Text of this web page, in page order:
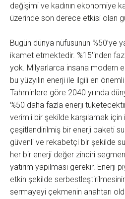
değişimi ve kadının ekonomiye
üzerinde son derece etkisi olan
Bugün dünya nüfusunun %50’ye
ikamet etmektedir. %15'inden
yok. Milyarlarca insana modern
bu yüzyılın enerji ile ilgili en
Tahminlere göre 2040 yılında
%50 daha fazla enerji
verimli bir şekilde karşılamak
çeşitlendirilmiş bir enerji paketi
güvenli ve rekabetçi bir şekilde
her bir enerji değer zinciri
yatırım yapılması gerekir. Enerji
etkin şekilde
sermayeyi çekmenin anahtarı